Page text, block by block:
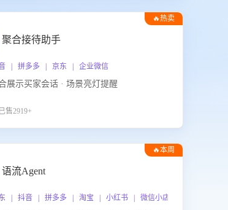
🔥热卖
聚合接待助手
| 拼多多 | 京东 | 企业微信
展示买家会话 · 场景亮灯提醒
售2919+
🔥本周
语流Agent
| 抖音 | 拼多多 | 淘宝 | 小红书 | 微信小店 | 快手 | 唯品